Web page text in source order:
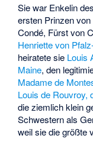
Sie war Enkelin
ersten Prinzen
Condé, Fürst von
Henriette von
heiratete sie Louis
Maine, den
Madame de
Louis de Rouvroy,
die ziemlich klein
Schwestern als
weil sie die größte